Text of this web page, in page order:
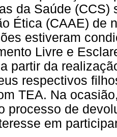
da Saúde (CCS)
Ética (CAAE) de
estiveram
Livre e
partir da
respectivos
TEA. Na
processo de
em